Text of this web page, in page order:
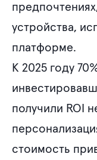
устройства,
платформе.
К 2025 году
получили ROI
стоимость